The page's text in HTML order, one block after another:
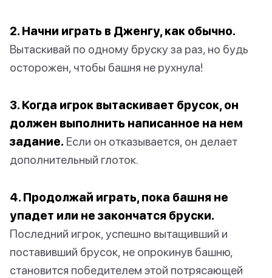
2. Начни играть в Дженгу, как обычно.
Вытаскивай по одному бруску за раз, но будь
осторожен, чтобы башня не рухнула!
3. Когда игрок вытаскивает брусок, он
должен выполнить написанное на нем
задание. Если он отказывается, он делает
дополнительный глоток.
4. Продолжай играть, пока башня не
упадет или не закончатся бруски.
Последний игрок, успешно вытащивший и
поставивший брусок, не опрокинув башню,
становится победителем этой потрясающей